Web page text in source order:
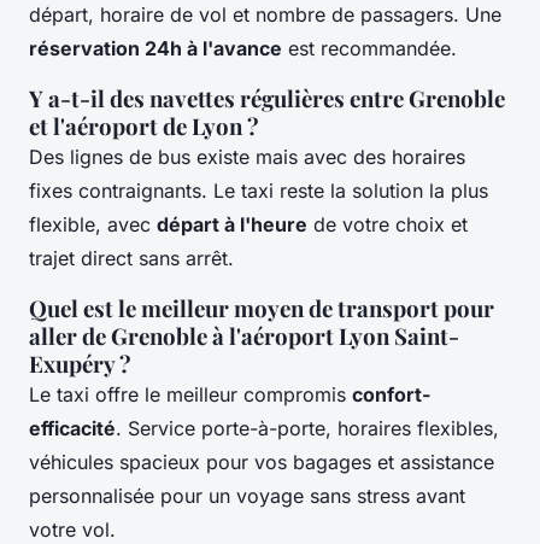
départ, horaire de vol et nombre de passagers. Une
réservation 24h à l'avance est recommandée.
Y a-t-il des navettes régulières entre Grenoble
et l'aéroport de Lyon ?
Des lignes de bus existe mais avec des horaires
fixes contraignants. Le taxi reste la solution la plus
flexible, avec départ à l'heure de votre choix et
trajet direct sans arrêt.
Quel est le meilleur moyen de transport pour
aller de Grenoble à l'aéroport Lyon Saint-
Exupéry ?
Le taxi offre le meilleur compromis confort-
efficacité. Service porte-à-porte, horaires flexibles,
véhicules spacieux pour vos bagages et assistance
personnalisée pour un voyage sans stress avant
votre vol.